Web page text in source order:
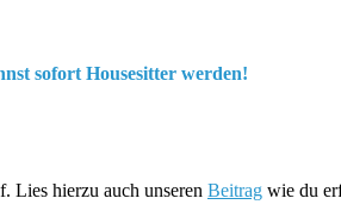
sofort Housesitter werden!
Lies hierzu auch unseren Beitrag wie du